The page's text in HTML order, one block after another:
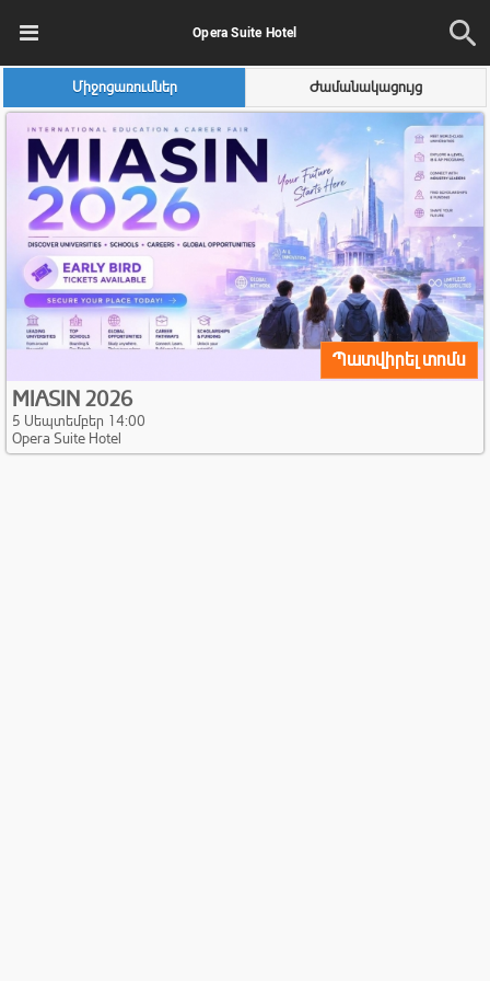
Opera Suite Hotel
Միջոցառումներ Ժամանակացույց
Պատվիրել տոմս
MIASIN 2026
5 Սեպտեմբեր 14:00
Opera Suite Hotel